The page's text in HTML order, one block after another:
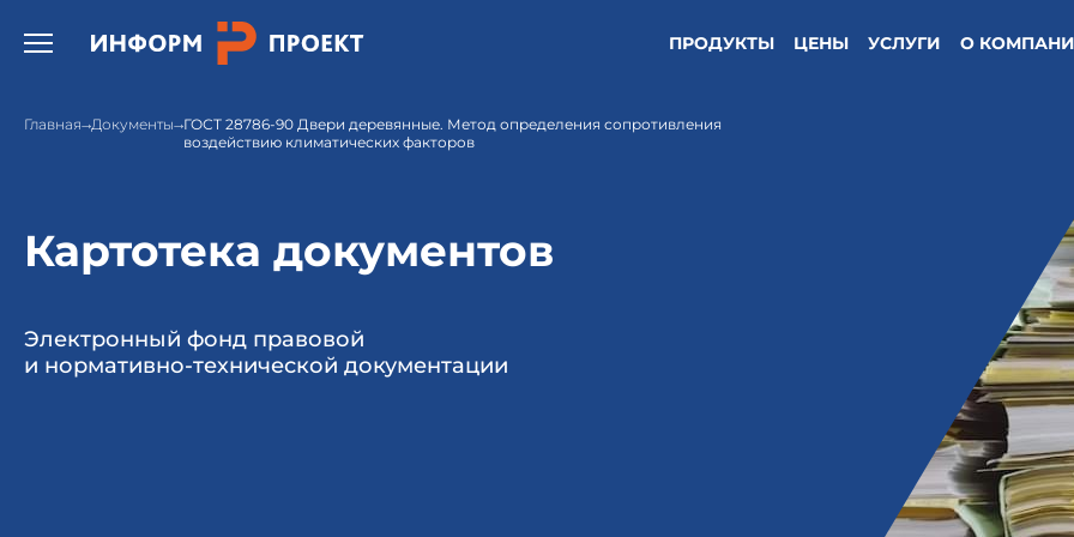
Открыть бургер меню. ПРОДУКТЫ ЦЕНЫ УСЛУГИ О
Главная Документы ГОСТ 28786-90 Двери деревянные. Метод определения сопротивления
воздействию климатических факторов
Картотека документов
Электронный фонд правовой
и нормативно-технической документации